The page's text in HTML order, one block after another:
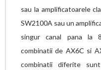
sau la amplificatoarele
SW2100A sau un
singur canal pana la
combinatii de AX6C si
combinatii diferite